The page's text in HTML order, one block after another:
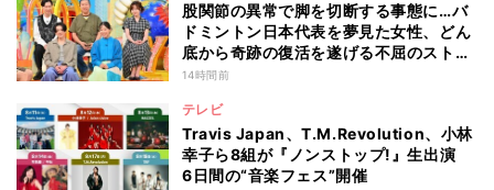
股関節の異常で脚を切断する事態に…バ
ドミントン日本代表を夢見た女性、どん
底から奇跡の復活を遂げる不屈のストー
リー『仰天』が再現
14時間前
テレビ
Travis Japan、T.M.Revolution、小林
幸子ら8組が『ノンストップ!』生出演
6日間の“音楽フェス”開催